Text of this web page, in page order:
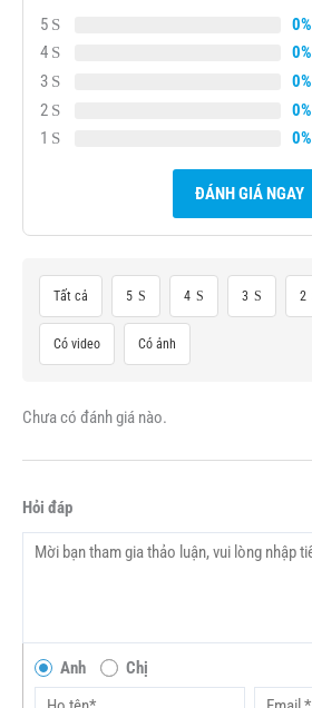
5 0%
4
0%
3
0%
2
0%
1
0%
ĐÁNH GIÁ NGAY
Tất cả 5 4 3 2
Có video Có ảnh
Chưa có đánh giá nào.
Hỏi đáp
Anh Chị